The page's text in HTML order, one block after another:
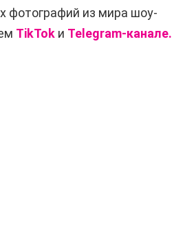
фотографий из мира шоу-
TikTok и Telegram-канале.